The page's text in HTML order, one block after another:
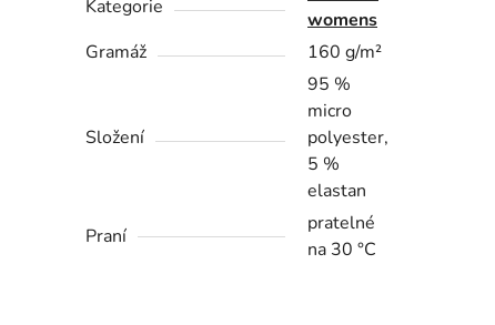
Kategorie
womens
Gramáž
160 g/m²
Složení
95 %
micro
polyester,
5 %
elastan
Praní
pratelné
na 30 °C